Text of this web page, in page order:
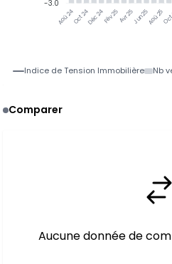
Aoû 24Oct 24Déc 24Fév 25Avr 25Jun 25Aoû 25
-3.0
Indice de Tension Immobilière Nb
Comparer
Aucune donnée de